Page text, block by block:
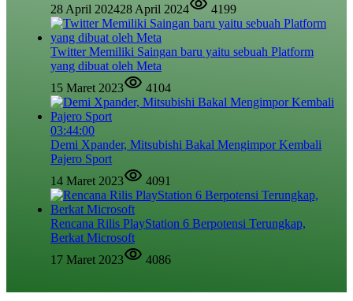
28 April 202428 April 2024 4199
Twitter Memiliki Saingan baru yaitu sebuah Platform
yang dibuat oleh Meta
15 Maret 2023
4104
03:44:00
Demi Xpander, Mitsubishi Bakal Mengimpor Kembali
Pajero Sport
14 Maret 2023
4091
Rencana Rilis PlayStation 6 Berpotensi Terungkap,
Berkat Microsoft
17 Maret 2023
4086